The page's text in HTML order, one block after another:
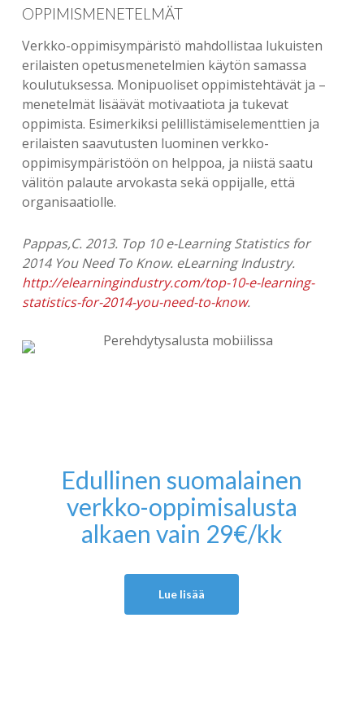
OPPIMISMENETELMÄT
Verkko-oppimisympäristö mahdollistaa lukuisten
erilaisten opetusmenetelmien käytön samassa
koulutuksessa. Monipuoliset oppimistehtävät ja –
menetelmät lisäävät motivaatiota ja tukevat
oppimista. Esimerkiksi pelillistämiselementtien ja
erilaisten saavutusten luominen verkko-
oppimisympäristöön on helppoa, ja niistä saatu
välitön palaute arvokasta sekä oppijalle, että
organisaatiolle.
Pappas,C. 2013. Top 10 e-Learning Statistics for
2014 You Need To Know. eLearning Industry.
http://elearningindustry.com/top-10-e-learning-
statistics-for-2014-you-need-to-know.
Edullinen suomalainen
verkko-oppimisalusta
alkaen vain 29€/kk
Lue lisää